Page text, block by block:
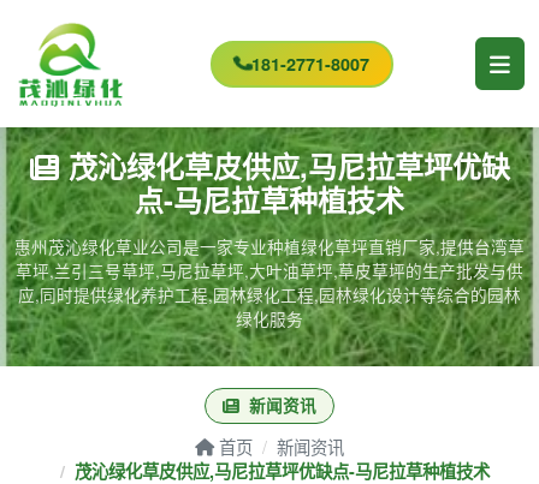
181-2771-8007
茂沁绿化草皮供应,马尼拉草坪优缺
点-马尼拉草种植技术
惠州茂沁绿化草业公司是一家专业种植绿化草坪直销厂家,提供台湾草
草坪,兰引三号草坪,马尼拉草坪,大叶油草坪,草皮草坪的生产批发与供
应,同时提供绿化养护工程,园林绿化工程,园林绿化设计等综合的园林
绿化服务
新闻资讯
首页 新闻资讯
茂沁绿化草皮供应,马尼拉草坪优缺点-马尼拉草种植技术